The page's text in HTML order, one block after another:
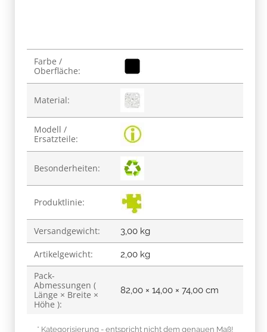
Produkteigenschaft
Wert
Farbe /
Oberfläche:
Material:
Modell /
Ersatzteile:
Besonderheiten:
Produktlinie:
Versandgewicht: 3,00 kg
Artikelgewicht: 2,00 kg
Pack-
Abmessungen (
Länge × Breite ×
Höhe ):
82,00 × 14,00 × 74,00 cm
* Kategorisierung - entspricht nicht dem genauen Maß!